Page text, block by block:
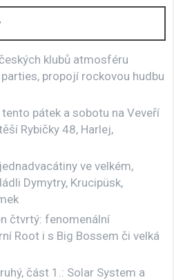
klubů atmosféru
propojí rockovou hudbu
pátek a sobotu na Veveří
Rybičky 48, Harlej,
ve velkém,
Dymytry, Krucipüsk,
čtvrtý: fenomenální
Root i s Big Bossem či velká
část 1.: Solar System a